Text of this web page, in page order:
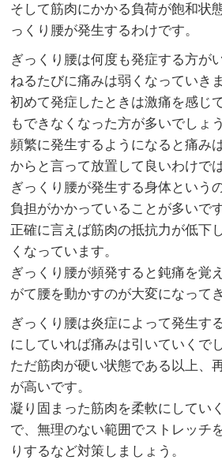
そして筋肉にかかる負荷が飽和状
っくり腰が発生するわけです。
ぎっくり腰は何度も発症する方が
ねるたびに痛みは弱くなっていきま
初めて発症したときは激痛を感じ
もできなくなった方が多いでしょう
頻繁に発生するようになると痛み
からと言って放置して良いわけで
ぎっくり腰が発生する身体という
負担がかかっていることが多いです
正確に言えば筋肉の抵抗力が低下
くなっています。
ぎっくり腰が頻発すると鈍痛を覚
がて腰を動かすのが大変になって
ぎっくり腰は炎症によって発生す
にしていれば痛みは引いていくで
ただ筋肉が硬い状態である以上、
が高いです。
凝り固まった筋肉を柔軟にしてい
で、無理のない範囲でストレッチ
りするなど対策しましょう。